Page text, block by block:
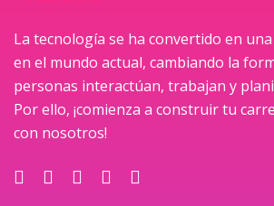
La tecnología se ha convertido en
en el mundo actual, cambiando la
personas interactúan, trabajan y
Por ello, ¡comienza a construir tu
con nosotros!